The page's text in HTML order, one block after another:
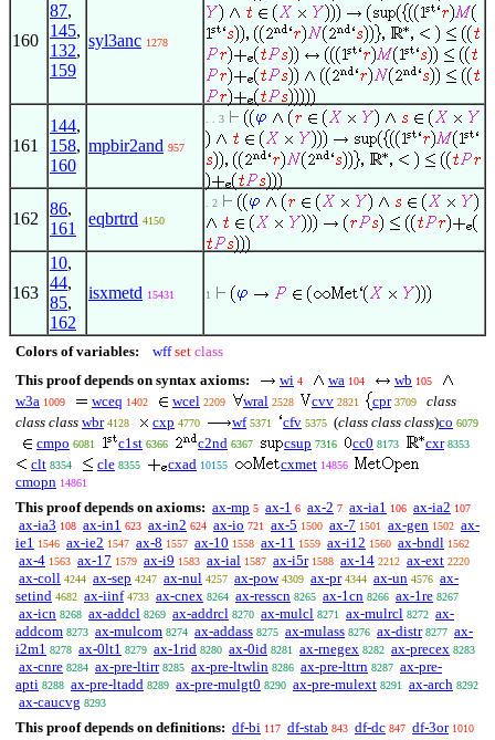
160
87,
145,
132,
159
syl3anc 1278
161
144,
158,
160
mpbir2and 957
. . 3
162
86,
161
eqbrtrd 4150
. 2
163
10,
44,
85,
162
isxmetd 15431 1
Colors of variables: wff set class
This proof depends on syntax axioms:
wi 4 wa 104 wb 105
w3a 1009 wceq 1402 wcel 2209 wral 2528 cvv 2821 cpr 3709
class
class class wbr 4128 cxp 4770 wf 5371 cfv 5375 (class class class)co 6079
cmpo 6081 c1st 6366 c2nd 6367 csup 7316 cc0 8173 cxr 8353
clt 8354 cle 8355 cxad 10155 cxmet 14856
cmopn 14861
This proof depends on axioms: ax-mp 5 ax-1 6 ax-2 7 ax-ia1 106 ax-ia2 107
ax-ia3 108 ax-in1 623 ax-in2 624 ax-io 721 ax-5 1500 ax-7 1501 ax-gen 1502 ax-
ie1 1546 ax-ie2 1547 ax-8 1557 ax-10 1558 ax-11 1559 ax-i12 1560 ax-bndl 1562
ax-4 1563 ax-17 1579 ax-i9 1583 ax-ial 1587 ax-i5r 1588 ax-14 2212 ax-ext 2220
ax-coll 4244 ax-sep 4247 ax-nul 4257 ax-pow 4309 ax-pr 4344 ax-un 4576 ax-
setind 4682 ax-iinf 4733 ax-cnex 8264 ax-resscn 8265 ax-1cn 8266 ax-1re 8267
ax-icn 8268 ax-addcl 8269 ax-addrcl 8270 ax-mulcl 8271 ax-mulrcl 8272 ax-
addcom 8273 ax-mulcom 8274 ax-addass 8275 ax-mulass 8276 ax-distr 8277 ax-
i2m1 8278 ax-0lt1 8279 ax-1rid 8280 ax-0id 8281 ax-rnegex 8282 ax-precex 8283
ax-cnre 8284 ax-pre-ltirr 8285 ax-pre-ltwlin 8286 ax-pre-lttrn 8287 ax-pre-
apti 8288 ax-pre-ltadd 8289 ax-pre-mulgt0 8290 ax-pre-mulext 8291 ax-arch 8292
ax-caucvg 8293
This proof depends on definitions: df-bi 117 df-stab 843 df-dc 847 df-3or 1010